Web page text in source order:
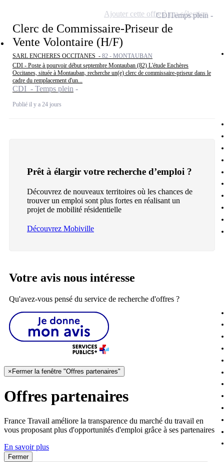
Clerc de Commissaire-Priseur de
Vente Volontaire (H/F)
SARL ENCHERES OCCITANES - 82 - MONTAUBAN
CDI - Poste à pourvoir début septembre Montauban (82) L'étude Enchères
Occitanes, située à Montauban, recherche un(e) clerc de commissaire-priseur dans le
cadre du remplacement d'un...
CDI - Temps plein
Publié il y a 24 jours
CDITemps plein
Ajouter cette offre à ma sélection
Prêt à élargir votre recherche d’emploi ?
Découvrez de nouveaux territoires où les chances de
trouver un emploi sont plus fortes en réalisant un
projet de mobilité résidentielle
Découvrez Mobiville
Votre avis nous intéresse
Qu'avez-vous pensé du service de recherche d'offres ?
× Fermer la fenêtre "Offres partenaires"
Offres partenaires
France Travail améliore la transparence du marché du travail en
vous proposant plus d'opportunités d'emploi grâce à ses partenaires
En savoir plus
Fermer